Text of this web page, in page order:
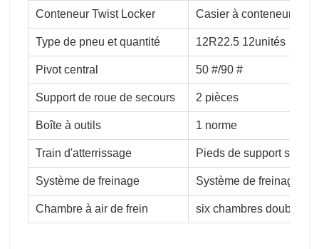
Conteneur Twist Locker Casier à conteneurs 12
Type de pneu et quantité 12R22.5 12unités
Pivot central 50 #/90 #
Support de roue de secours 2 pièces
Boîte à outils 1 norme
Train d'atterrissage Pieds de support
Système de freinage Système de freinage à
Chambre à air de frein six chambres doubles